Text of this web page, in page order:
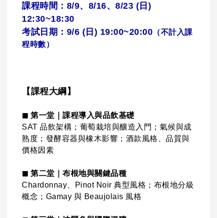
課程時間：8/9、8/16、8/23 (日)
12:30~18:30
考試日期：9/6 (日) 19:00~20:00 （不計入課
程時數）
【課程大綱】
◼ 第一堂｜課程導入與品飲基礎
SAT 品飲架構；葡萄栽培與釀造入門；氣候與成
熟度；發酵容器與橡木影響；酒款風格、品質與
價格因素
◼ 第二堂｜布根地與關鍵品種
Chardonnay、Pinot Noir 典型風格；布根地分級
概念；Gamay 與 Beaujolais 風格